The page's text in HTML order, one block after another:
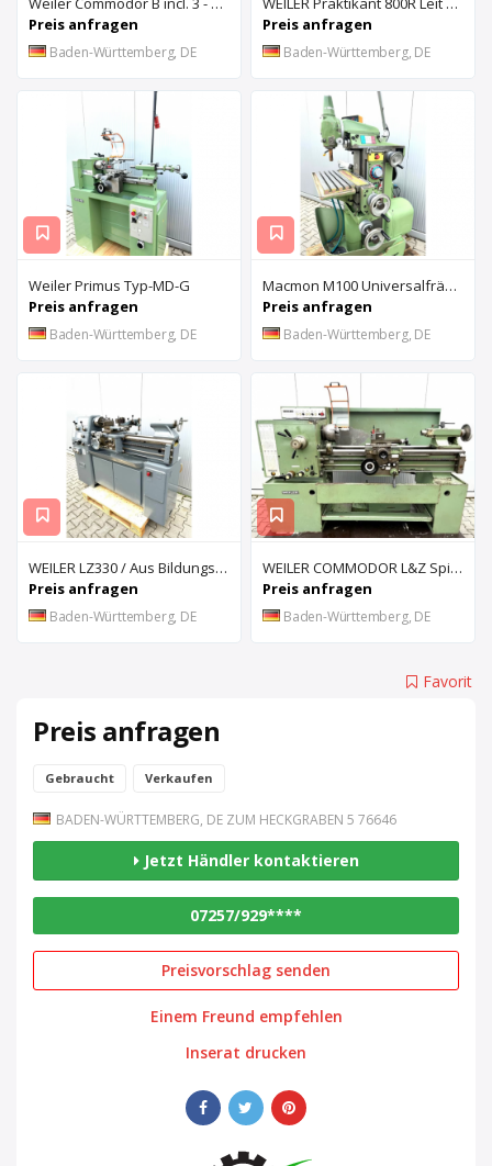
Preis anfragen
Baden-Württemberg, DE
Preis anfragen
Baden-Württemberg, DE
Weiler Primus Typ-MD-G
Preis anfragen
Baden-Württemberg, DE
Macmon M100 Universalfräsmaschine mit Digitalanzeige
Preis anfragen
Baden-Württemberg, DE
WEILER LZ330 / Aus Bildungseinrichtung
Preis anfragen
Baden-Württemberg, DE
WEILER COMMODOR L&Z Spindeldrehmaschine
Preis anfragen
Baden-Württemberg, DE
Favorit
Preis anfragen
Gebraucht Verkaufen
BADEN-WÜRTTEMBERG, DE ZUM HECKGRABEN 5 76646
Jetzt Händler kontaktieren
07257/929****
Preisvorschlag senden
Einem Freund empfehlen
Inserat drucken